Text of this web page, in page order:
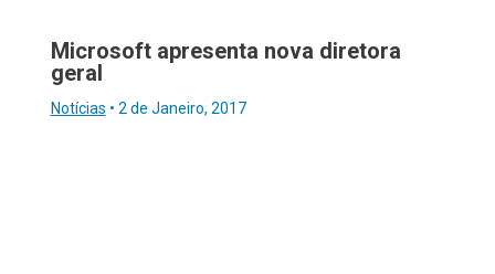
Microsoft apresenta nova diretora
geral
Notícias • 2 de Janeiro, 2017